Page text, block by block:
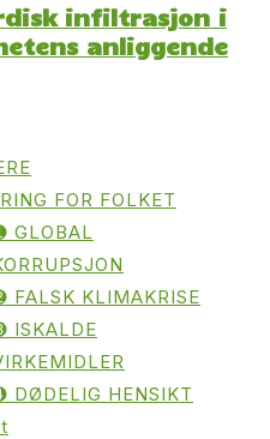
infiltrasjon i
anliggende
FOR FOLKET
GLOBAL
FALSK KLIMAKRISE
ISKALDE
DØDELIG HENSIKT